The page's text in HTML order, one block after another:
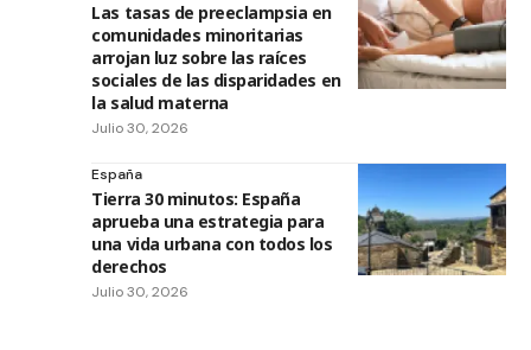
Las tasas de preeclampsia en
comunidades minoritarias
arrojan luz sobre las raíces
sociales de las disparidades en
la salud materna
Julio 30, 2026
España
Tierra 30 minutos: España
aprueba una estrategia para
una vida urbana con todos los
derechos
Julio 30, 2026